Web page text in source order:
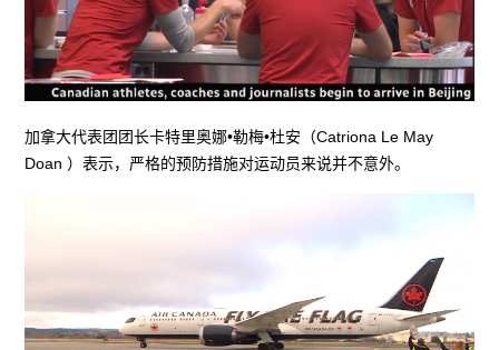
加拿大代表团团长卡特里奥娜•勒梅•杜安（Catriona Le May
Doan ）表示，严格的预防措施对运动员来说并不意外。